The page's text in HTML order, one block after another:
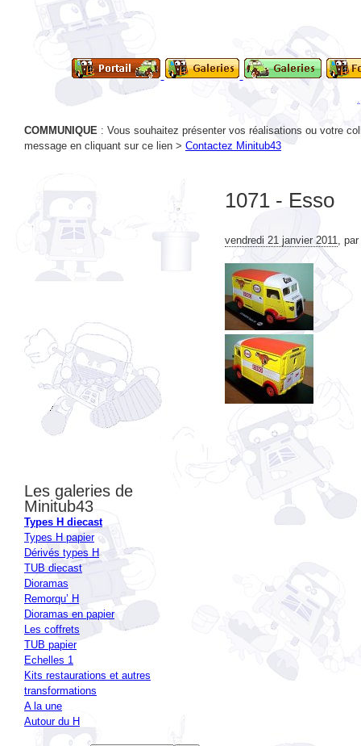
COMMUNIQUE
: Vous souhaitez présenter vos réalisations ou votre
Minitub43
Types H diecast
Types H papier
Dérivés types H
TUB diecast
Dioramas
Remorqu’ H
Dioramas en papier
Les coffrets
TUB papier
Echelles 1
Kits restaurations et autres
transformations
A la une
Autour du H
Rechercher :